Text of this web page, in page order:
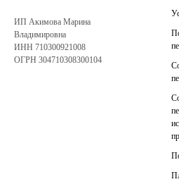
ИП Акимова Марина
Владимировна
ИНН 710300921008
ОГРН 304710308300104